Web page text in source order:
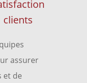
clients
assurer
et de